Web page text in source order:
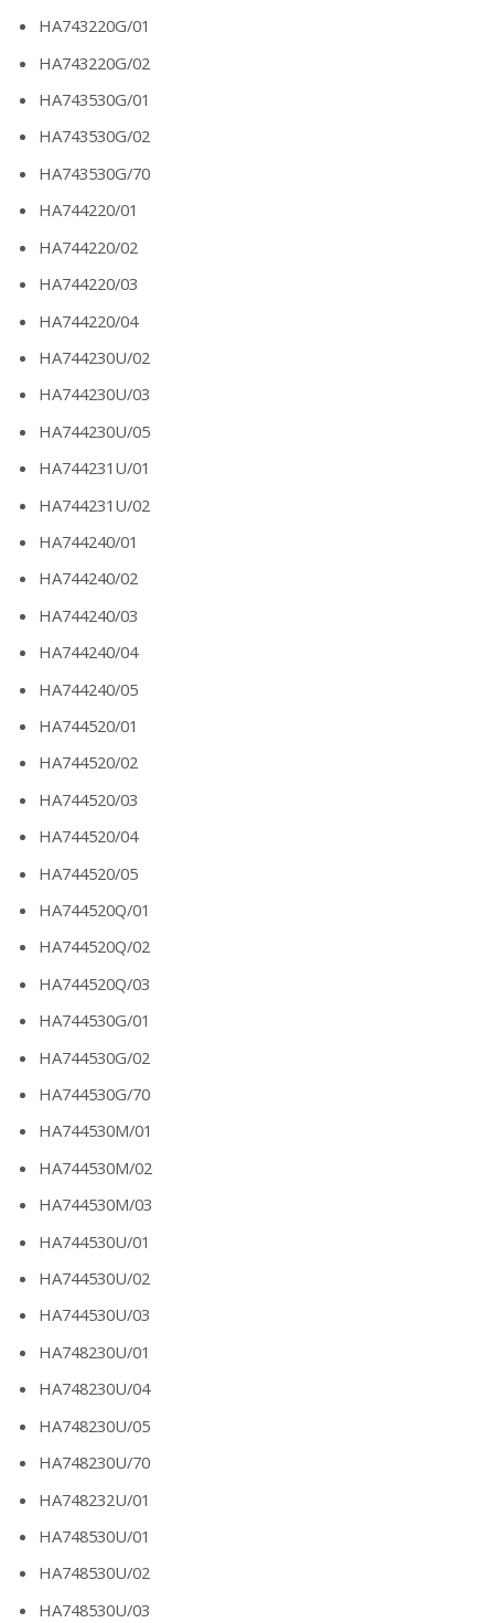
HA743220G/01
HA743220G/02
HA743530G/01
HA743530G/02
HA743530G/70
HA744220/01
HA744220/02
HA744220/03
HA744220/04
HA744230U/02
HA744230U/03
HA744230U/05
HA744231U/01
HA744231U/02
HA744240/01
HA744240/02
HA744240/03
HA744240/04
HA744240/05
HA744520/01
HA744520/02
HA744520/03
HA744520/04
HA744520/05
HA744520Q/01
HA744520Q/02
HA744520Q/03
HA744530G/01
HA744530G/02
HA744530G/70
HA744530M/01
HA744530M/02
HA744530M/03
HA744530U/01
HA744530U/02
HA744530U/03
HA748230U/01
HA748230U/04
HA748230U/05
HA748230U/70
HA748232U/01
HA748530U/01
HA748530U/02
HA748530U/03